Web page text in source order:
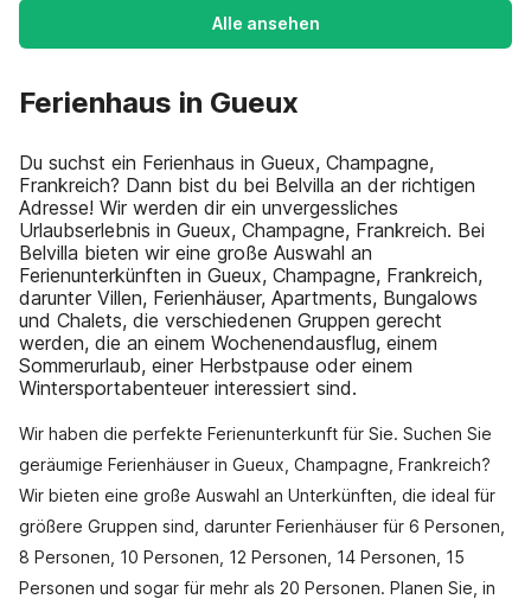
Alle ansehen
Ferienhaus in Gueux
Du suchst ein Ferienhaus in Gueux, Champagne,
Frankreich? Dann bist du bei Belvilla an der richtigen
Adresse! Wir werden dir ein unvergessliches
Urlaubserlebnis in Gueux, Champagne, Frankreich. Bei
Belvilla bieten wir eine große Auswahl an
Ferienunterkünften in Gueux, Champagne, Frankreich,
darunter Villen, Ferienhäuser, Apartments, Bungalows
und Chalets, die verschiedenen Gruppen gerecht
werden, die an einem Wochenendausflug, einem
Sommerurlaub, einer Herbstpause oder einem
Wintersportabenteuer interessiert sind.
Wir haben die perfekte Ferienunterkunft für Sie. Suchen Sie
geräumige Ferienhäuser in Gueux, Champagne, Frankreich?
Wir bieten eine große Auswahl an Unterkünften, die ideal für
größere Gruppen sind, darunter Ferienhäuser für 6 Personen,
8 Personen, 10 Personen, 12 Personen, 14 Personen, 15
Personen und sogar für mehr als 20 Personen. Planen Sie, in